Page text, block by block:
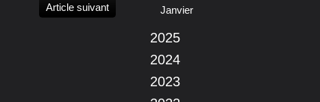
Article suivant Janvier
2025
2024
2023